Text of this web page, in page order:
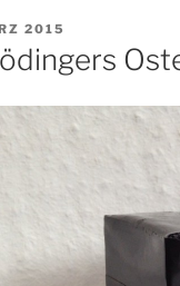
2015